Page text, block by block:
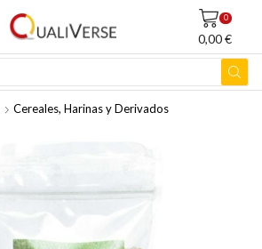
0
0,00€
BÚSQUEDA
Cereales, Harinas y Derivados